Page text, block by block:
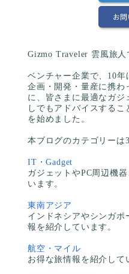
お
Gizmo Traveler 雲風旅人
ベンチャー企業で、10
企画・開発・量産に携わ
に、皆さまに最適なガジ
しでもアドバイスする
を始めました。
本ブログのカテゴリーは3
IT・Gadget
ガジェットやPC周辺機
います。
東南アジア
インドネシアやシンガポ
報を紹介しています。
航空・マイル
お得な旅情報を紹介して